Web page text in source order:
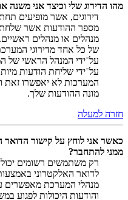
מהו הדירוג שלי וכיצד אני משנה
דירוגים, אשר מופיעים
מספר ההודעות אשר
מנהלים או מנהלים
של כל אחד מדירוגי
על־ידי המנהל הראשי
על־ידי שליחת הודעות
המערכות לא יאפשרו זאת
מונה ההודעות שלך.
חזרה למעלה
כאשר אני לוחץ על קישור
ממני להתחבר?
רק משתמשים רשומים
לדואר האלקטרוני
מנהלי המערכת מאפשרים
והודעות היכולות לפגוע